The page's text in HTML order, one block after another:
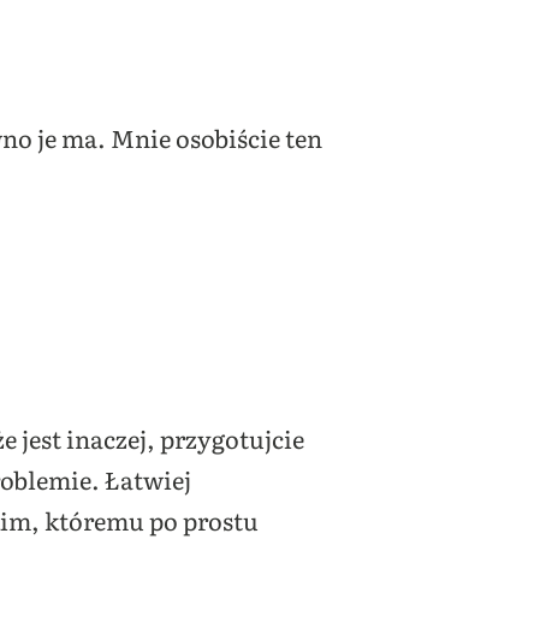
je ma. Mnie osobiście ten
jest inaczej, przygotujcie
Łatwiej
któremu po prostu